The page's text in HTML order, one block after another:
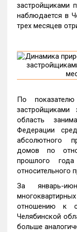
застройщиками
наблюдается в
трех месяцев
По
область
Федерации
абсолютного
домов по
прошлого
относительного
За январь-
отношению к
Челябинской
больше